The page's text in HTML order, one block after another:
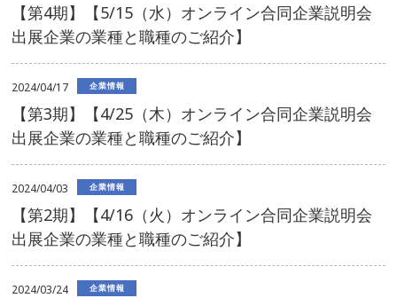
【第4期】【5/15（水）オンライン合同企業説明会
出展企業の業種と職種のご紹介】
2024/04/17 企業情報
【第3期】【4/25（木）オンライン合同企業説明会
出展企業の業種と職種のご紹介】
2024/04/03 企業情報
【第2期】【4/16（火）オンライン合同企業説明会
出展企業の業種と職種のご紹介】
2024/03/24 企業情報